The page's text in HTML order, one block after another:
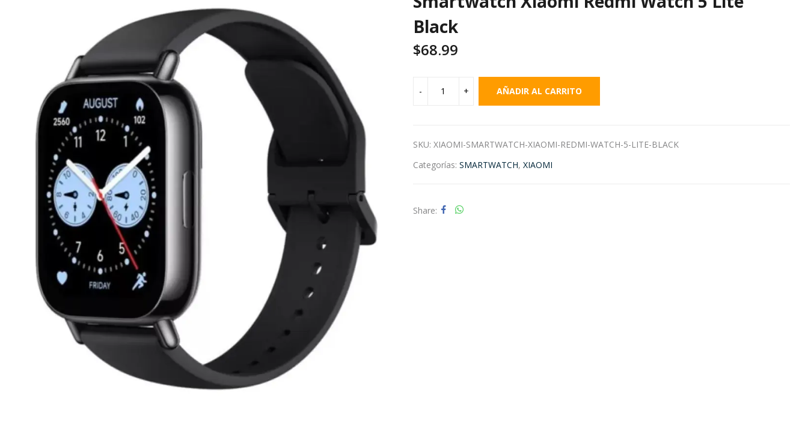
Black
$68.99
AÑADIR AL CARRITO
SKU: XIAOMI-SMARTWATCH-XIAOMI-REDMI-WATCH-5-LITE-BLACK
Categorías: SMARTWATCH, XIAOMI
Share